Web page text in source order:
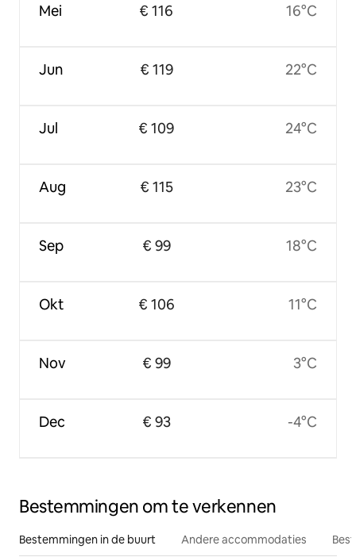
Mei
Jun
Jul
Aug
Sep
Okt
Nov
Dec
€ 116
€ 119
€ 109
€ 115
€ 99
€ 106
€ 99
€ 93
16°C
22°C
24°C
23°C
18°C
11°C
3°C
-4°C
Bestemmingen om te verkennen
Bestemmingen in de buurt Andere accommodaties